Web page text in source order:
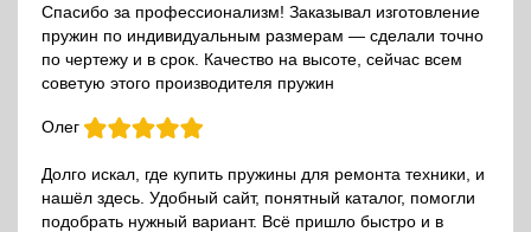
Спасибо за профессионализм! Заказывал изготовление
пружин по индивидуальным размерам — сделали точно
по чертежу и в срок. Качество на высоте, сейчас всем
советую этого производителя пружин
Олег
Долго искал, где купить пружины для ремонта техники, и
нашёл здесь. Удобный сайт, понятный каталог, помогли
подобрать нужный вариант. Всё пришло быстро и в